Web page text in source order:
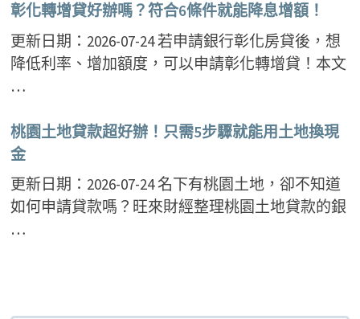
彰化轉增貸好辦嗎？符合6條件就能降息增額！
更新日期：2026-07-24 若申請銀行彰化房貸後，想
降低利率、增加額度，可以申請彰化轉增貸！本文
…
桃園土地貸款超好辦！只需5步驟就能用土地換現
金
更新日期：2026-07-24 名下有桃園土地，卻不知道
如何申請貸款嗎？旺來財經整理桃園土地貸款的銀
…